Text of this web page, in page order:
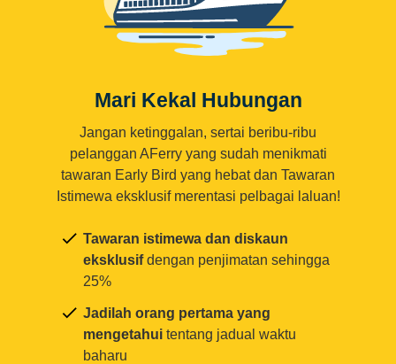
Mari Kekal Hubungan
Jangan ketinggalan, sertai beribu-ribu
pelanggan AFerry yang sudah menikmati
tawaran Early Bird yang hebat dan Tawaran
Istimewa eksklusif merentasi pelbagai laluan!
Tawaran istimewa dan diskaun
eksklusifdengan penjimatan sehingga
25%
Jadilah orang pertama yang
mengetahui tentang jadual waktu
baharu